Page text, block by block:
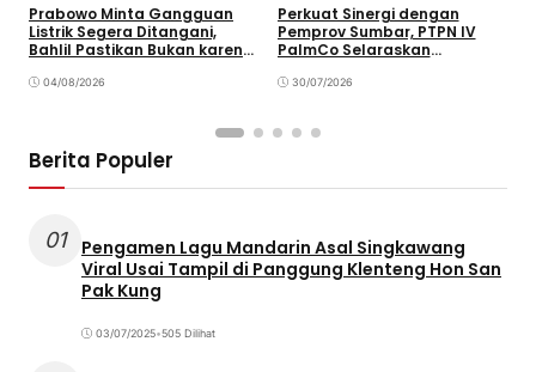
Prabowo Minta Gangguan
Listrik Segera Ditangani,
Bahlil Pastikan Bukan karena
04/08/2026
Perkuat Sinergi dengan
Pemprov Sumbar, PTPN IV
PalmCo Selaraskan
Pembangunan Daerah
30/07/2026
Berita Populer
01
Pengamen Lagu Mandarin Asal Singkawang
Viral Usai Tampil di Panggung Klenteng Hon San
Pak Kung
03/07/2025•505 Dilihat